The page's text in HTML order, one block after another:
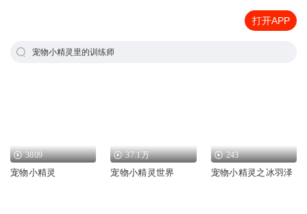
打开APP
宠物小精灵里的训练师
3809
宠物小精灵
37.1万
宠物小精灵世界
243
宠物小精灵之冰羽泽